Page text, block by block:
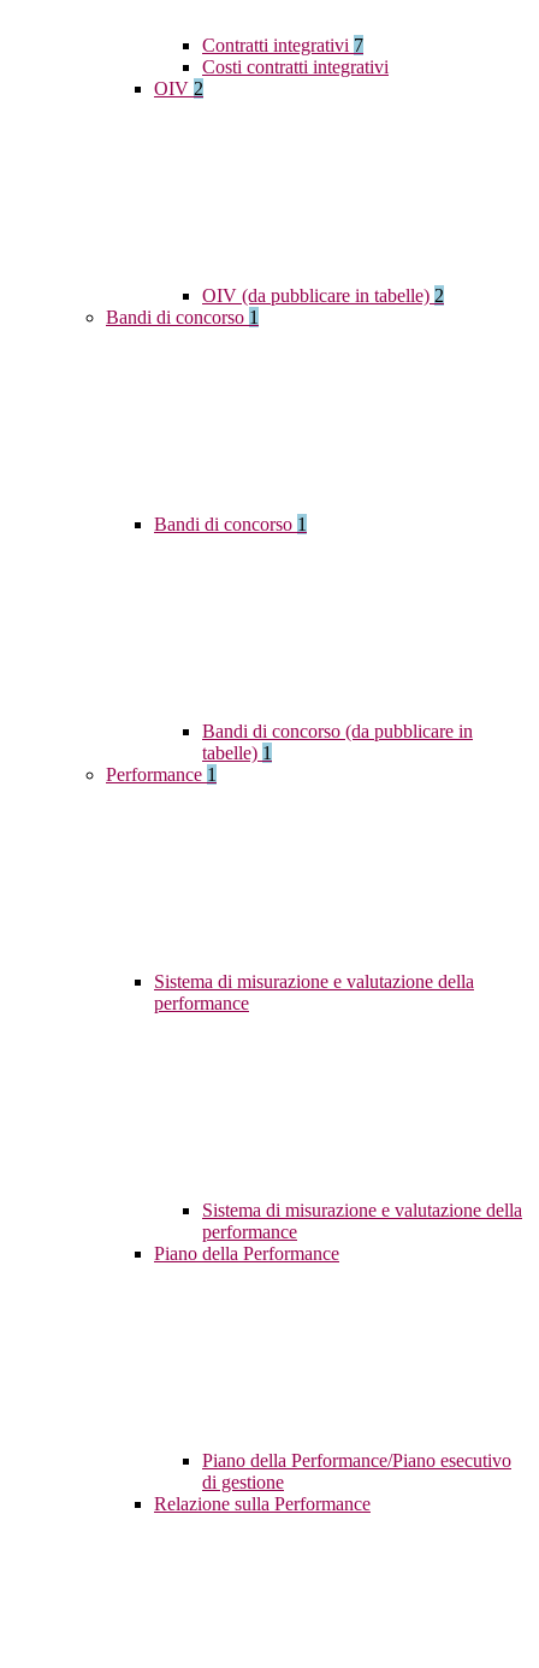
Contratti integrativi 7
Costi contratti integrativi
OIV 2
OIV (da pubblicare in tabelle) 2
Bandi di concorso 1
Bandi di concorso 1
Bandi di concorso (da pubblicare in
tabelle) 1
Performance 1
Sistema di misurazione e valutazione della
performance
Sistema di misurazione e valutazione della
performance
Piano della Performance
Piano della Performance/Piano esecutivo
di gestione
Relazione sulla Performance